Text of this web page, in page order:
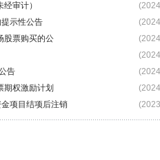
审计）
示性公告
股票购买的公
告
权激励计划
项目结项后注销